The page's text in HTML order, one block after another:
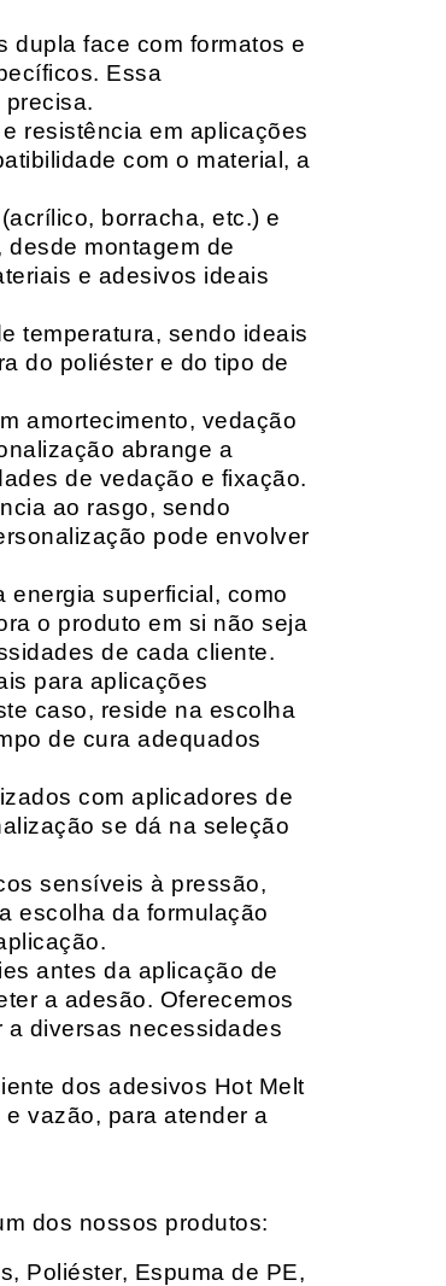
dupla face com formatos e
Essa
resistência em aplicações
com o material, a
borracha, etc.) e
montagem de
e adesivos ideais
temperatura, sendo ideais
do poliéster e do tipo de
amortecimento, vedação
abrange a
de vedação e fixação.
ao rasgo, sendo
pode envolver
energia superficial, como
o produto em si não seja
de cada cliente.
para aplicações
caso, reside na escolha
de cura adequados
com aplicadores de
se dá na seleção
sensíveis à pressão,
escolha da formulação
antes da aplicação de
a adesão. Oferecemos
diversas necessidades
dos adesivos Hot Melt
vazão, para atender a
dos nossos produtos:
Poliéster, Espuma de PE,